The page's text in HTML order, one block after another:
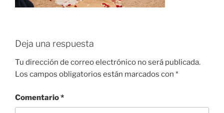
Deja una respuesta
Tu dirección de correo electrónico no será publicada.
Los campos obligatorios están marcados con *
Comentario*